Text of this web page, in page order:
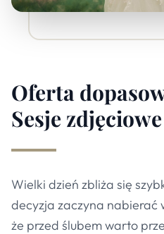
Oferta
Sesje
Wielki dzień zbliża się
decyzja zaczyna nabierać
że przed ślubem warto